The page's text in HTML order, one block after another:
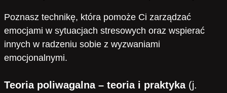
Poznasz technikę, która pomoże Ci zarządzać
emocjami w sytuacjach stresowych oraz wspierać
innych w radzeniu sobie z wyzwaniami
emocjonalnymi.
Teoria poliwagalna – teoria i praktyka (j.